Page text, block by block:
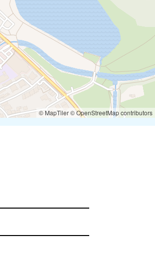
© MapTiler© OpenStreetMap contributors